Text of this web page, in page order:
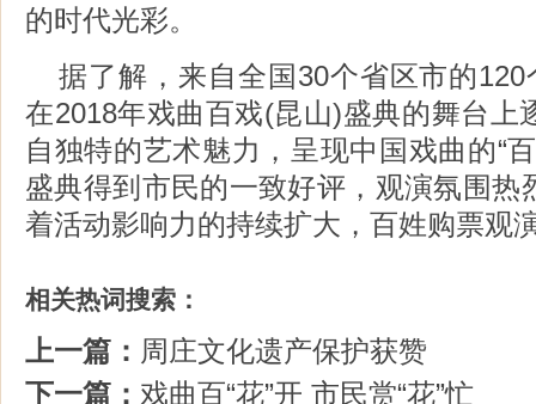
的时代光彩。
据了解，来自全国30个省区市的
在2018年戏曲百戏(昆山)盛典的舞台上
自独特的艺术魅力，呈现中国戏曲的“
盛典得到市民的一致好评，观演氛围热
着活动影响力的持续扩大，百姓购票观
相关热词搜索：
上一篇： 周庄文化遗产保护获赞
下一篇： 戏曲百“花”开 市民赏“花”忙